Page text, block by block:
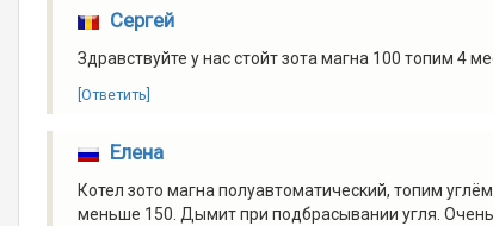
Сергей
Здравствуйте у нас стойт зота магна 100 топим 4
[Ответить]
Елена
Котел зото магна полуавтоматический, топим
меньше 150. Дымит при подбрасывании угля. Очень